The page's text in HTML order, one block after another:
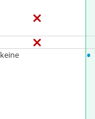
keine •